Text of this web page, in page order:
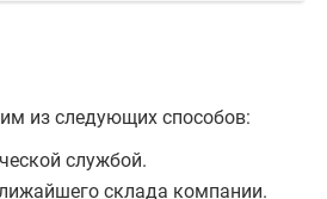
из следующих способов:
службой.
склада компании.